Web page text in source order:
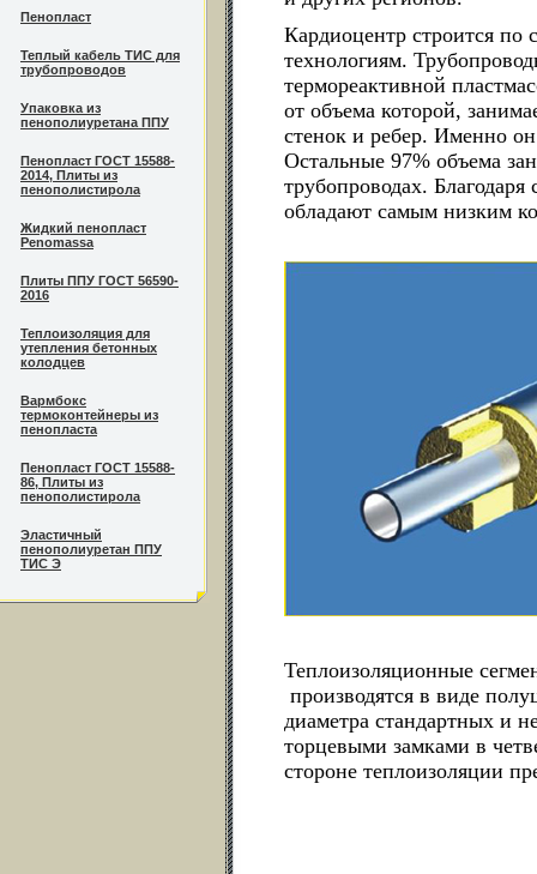
Пенопласт
Теплый кабель ТИС для
трубопроводов
Упаковка из
пенополиуретана ППУ
Пенопласт ГОСТ 15588-
2014, Плиты из
пенополистирола
Жидкий пенопласт
Penomassa
Плиты ППУ ГОСТ 56590-
2016
Теплоизоляция для
утепления бетонных
колодцев
Вармбокс
термоконтейнеры из
пенопласта
Пенопласт ГОСТ 15588-
86, Плиты из
пенополистирола
Эластичный
пенополиуретан ППУ
ТИС Э
Кардиоцентр строится
технологиям.
термореактивной
от объема которой,
стенок и ребер. Именно
Остальные 97% объема
трубопроводах.
обладают самым низким
Теплоизоляционные
производятся в виде
диаметра стандартных и
торцевыми замками в
стороне теплоизоляции